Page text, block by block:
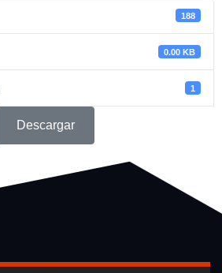
188
0.00 KB
1
Descargar